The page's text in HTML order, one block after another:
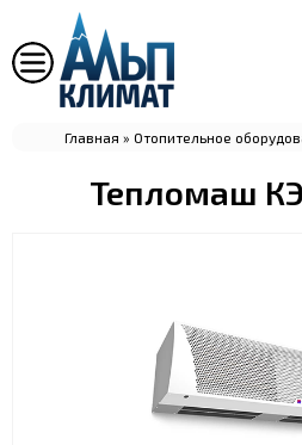
Главная » Отопительное
Тепломаш